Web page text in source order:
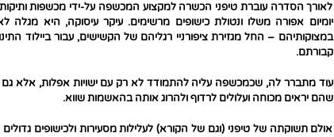
לאורך הסדרה עוברת טיפני הכשרה למקצוע המכשפה על-ידי מכשפות
יומיום אפורה משלו ונטולת כישופים מרשימים. עיקר עיסוקה, היא
במצוקותיהם – החל מגזירת ציפורניי רגליהם של הקשישים, עבור ביילוד
קבורתם.
עוד מתברר לה, שכמכשפה עליה להתמודד לא רק עם ישויות אפלות, אלא
שהם יראים מכוחה ועלולים לרדוף ולהרוג אותה בהאשמות שווא.
אולם תשוקתה של טיפני (וגם של הקורא) לעלילות מסעירות ולכישופים